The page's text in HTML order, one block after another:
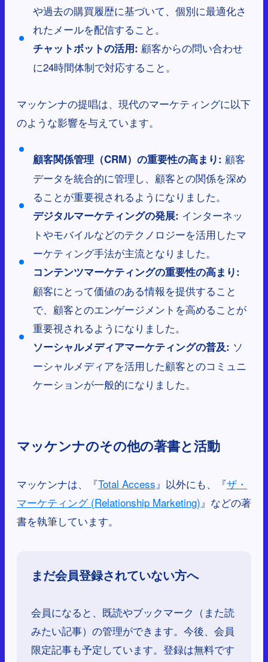
や過去の購買履歴に基づいて、個別に最適化さ
れたメールを配信すること。
チャットボットの活用: 顧客からの問い合わせ
に24時間体制で対応すること。
マッケンナの提唱は、現代のマーケティングに以下
のような影響を与えています。
顧客関係管理（CRM）の重要性の高まり: 顧客
データを統合的に管理し、顧客との関係を深め
ることが重要視されるようになりました。
デジタルマーケティングの発展: インターネッ
トやモバイルなどのテクノロジーを活用したマ
ーケティング手法が主流となりました。
コンテンツマーケティングの重要性の高まり:
顧客にとって価値のある情報を提供すること
で、顧客とのエンゲージメントを高めることが
重要視されるようになりました。
ソーシャルメディアマーケティングの普及: ソ
ーシャルメディアを活用した顧客とのコミュニ
ケーションが一般的になりました。
マッケンナのその他の著書と活動
マッケンナは、『Total Access』以外にも、『ザ・
マーケティング (Relationship Marketing)』などの著
書を執筆しています。
まだ会員登録されていない方へ
会員になると、既読やブックマーク（また読
みたい記事）の管理ができます。今後、会員
限定記事も予定しています。登録は無料です